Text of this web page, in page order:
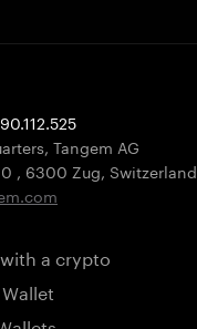
Tangem AG
, 6300 Zug, Switzerland
a crypto